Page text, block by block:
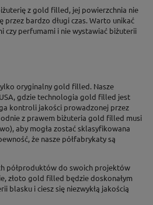
z gold filled, jej powierzchnia nie
przez bardzo długi czas. Warto unikać
czy perfumami i nie wystawiać biżuterii
oryginalny gold filled. Nasze
gdzie technologia gold filled jest
kontroli jakości prowadzonej przez
z prawem biżuteria gold filled musi
aby mogła zostać sklasyfikowana
że nasze półfabrykaty są
półproduktów do swoich projektów
złoto gold filled będzie doskonałym
blasku i ciesz się niezwykłą jakością